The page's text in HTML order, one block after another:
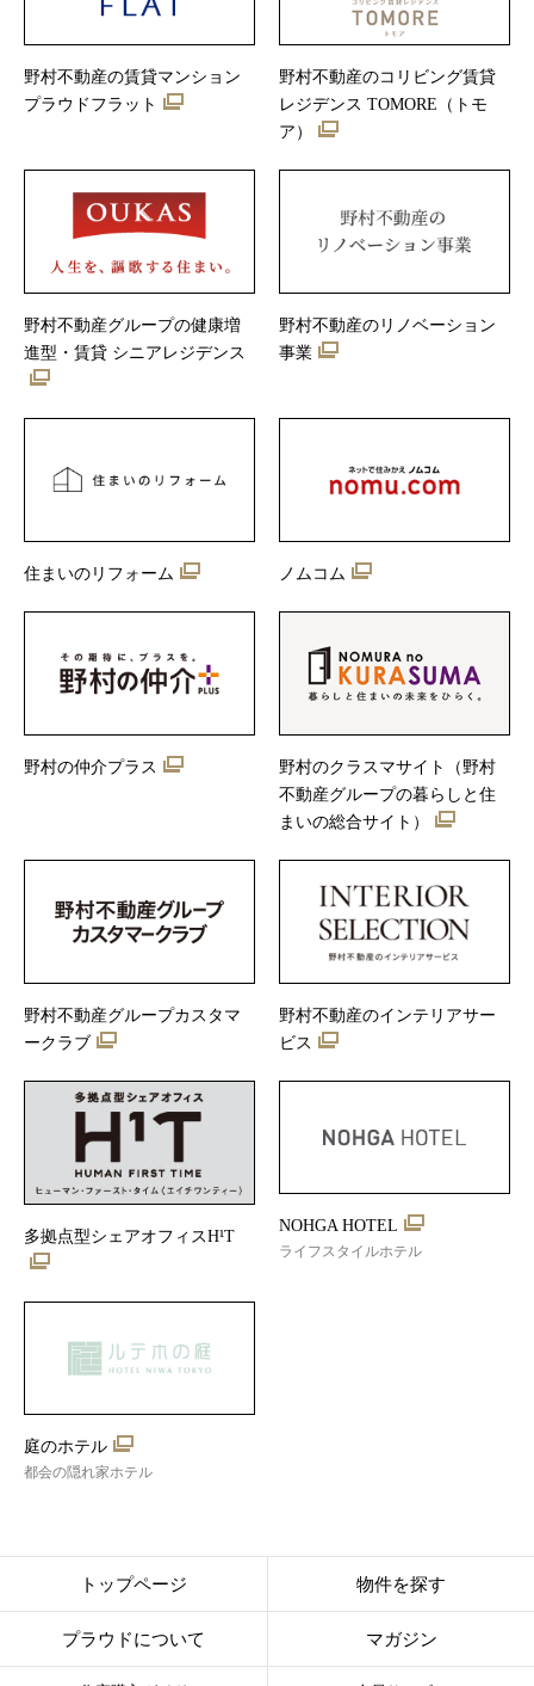
野村不動産の賃貸マンション
プラウドフラット
野村不動産のコリビング賃貸
レジデンス TOMORE（トモ
ア）
野村不動産グループの健康増
進型・賃貸 シニアレジデンス
野村不動産のリノベーション
事業
住まいのリフォーム ノムコム
野村の仲介プラス
野村のクラスマサイト（野村
不動産グループの暮らしと住
まいの総合サイト）
野村不動産グループカスタマ
ークラブ
野村不動産のインテリアサー
ビス
多拠点型シェアオフィスH¹T
NOHGA HOTEL
ライフスタイルホテル
庭のホテル
都会の隠れ家ホテル
トップページ 物件を探す
プラウドについて マガジン